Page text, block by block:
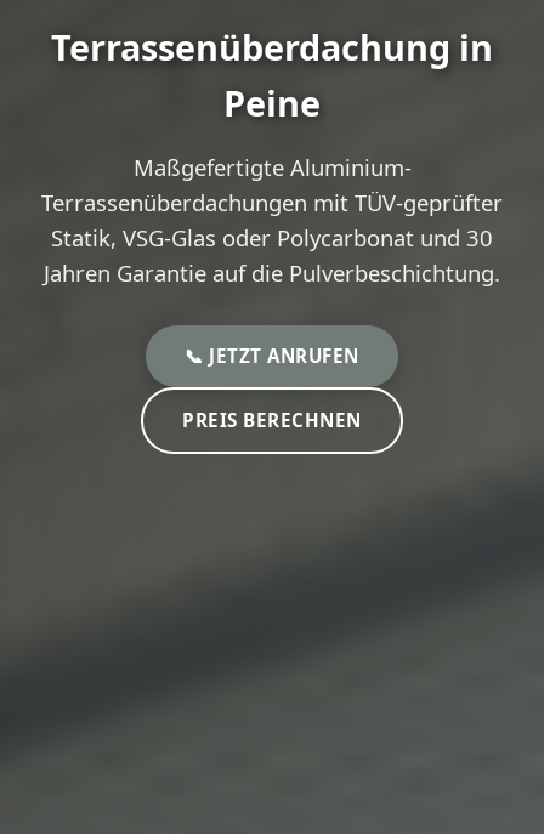
Terrassenüberdachung in
Peine
Maßgefertigte Aluminium-
Terrassenüberdachungen mit TÜV-geprüfter
Statik, VSG-Glas oder Polycarbonat und 30
Jahren Garantie auf die Pulverbeschichtung.
📞 JETZT ANRUFEN
PREIS BERECHNEN